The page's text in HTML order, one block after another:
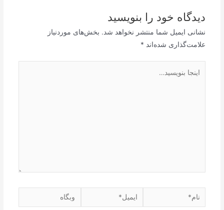
دیدگاه‌ خود را بنویسید
نشانی ایمیل شما منتشر نخواهد شد. بخش‌های موردنیاز
علامت‌گذاری شده‌اند *
بنویسید…
نام* ایمیل* وبگاه